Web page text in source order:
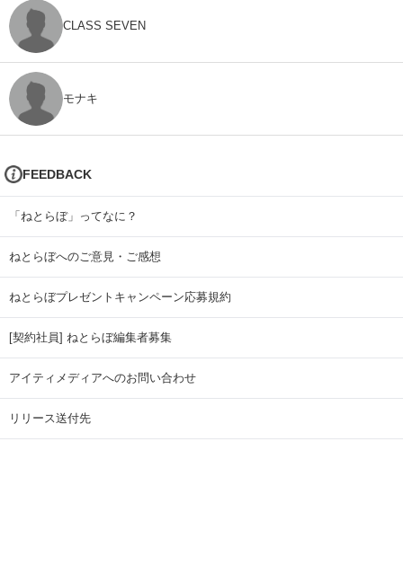
CLASS SEVEN
モナキ
FEEDBACK
「ねとらぼ」ってなに？
ねとらぼへのご意見・ご感想
ねとらぼプレゼントキャンペーン応募規約
[契約社員] ねとらぼ編集者募集
アイティメディアへのお問い合わせ
リリース送付先